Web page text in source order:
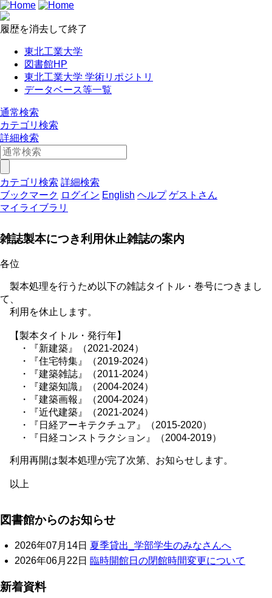
履歴を消去して終了
東北工業大学
図書館HP
東北工業大学 学術リポジトリ
データベース等一覧
通常検索
カテゴリ検索
詳細検索
カテゴリ検索 詳細検索
ブックマーク ログイン English ヘルプ ゲストさん
マイライブラリ
雑誌製本につき利用休止雑誌の案内
各位
製本処理を行うため以下の雑誌タイトル・巻号につきまし
て、
利用を休止します。
【製本タイトル・発行年】
・『新建築』（2021-2024）
・『住宅特集』（2019-2024）
・『建築雑誌』（2011-2024）
・『建築知識』（2004-2024）
・『建築画報』（2004-2024）
・『近代建築』（2021-2024）
・『日経アーキテクチュア』（2015-2020）
・『日経コンストラクション』（2004-2019）
利用再開は製本処理が完了次第、お知らせします。
以上
図書館からのお知らせ
2026年07月14日 夏季貸出_学部学生のみなさんへ
2026年06月22日 臨時開館日の閉館時間変更について
新着資料